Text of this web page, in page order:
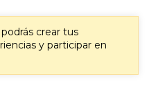
crear tus
y participar en